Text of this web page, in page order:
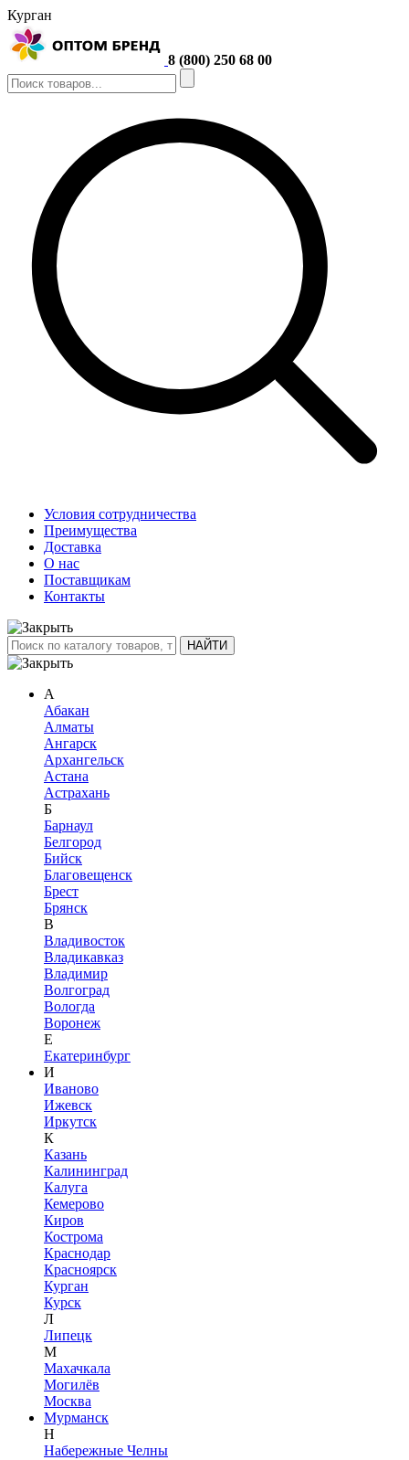
Курган
8 (800) 250 68 00
Условия сотрудничества
Преимущества
Доставка
О нас
Поставщикам
Контакты
А
Абакан
Алматы
Ангарск
Архангельск
Астана
Астрахань
Б
Барнаул
Белгород
Бийск
Благовещенск
Брест
Брянск
В
Владивосток
Владикавказ
Владимир
Волгоград
Вологда
Воронеж
Е
Екатеринбург
И
Иваново
Ижевск
Иркутск
К
Казань
Калининград
Калуга
Кемерово
Киров
Кострома
Краснодар
Красноярск
Курган
Курск
Л
Липецк
М
Махачкала
Могилёв
Москва
Мурманск
Н
Набережные Челны